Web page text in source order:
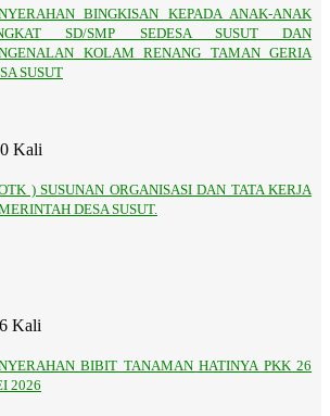
BINGKISAN KEPADA ANAK-ANAK
SD/SMP SEDESA SUSUT DAN
KOLAM RENANG TAMAN GERIA
SUSUT
Kali
) SUSUNAN ORGANISASI DAN TATA KERJA
DESA SUSUT.
Kali
BIBIT TANAMAN HATINYA PKK 26
2026